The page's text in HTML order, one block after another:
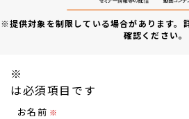
※提供対象を制限している場合があります。
確認ください。
※
は必須項目です
お名前 ※